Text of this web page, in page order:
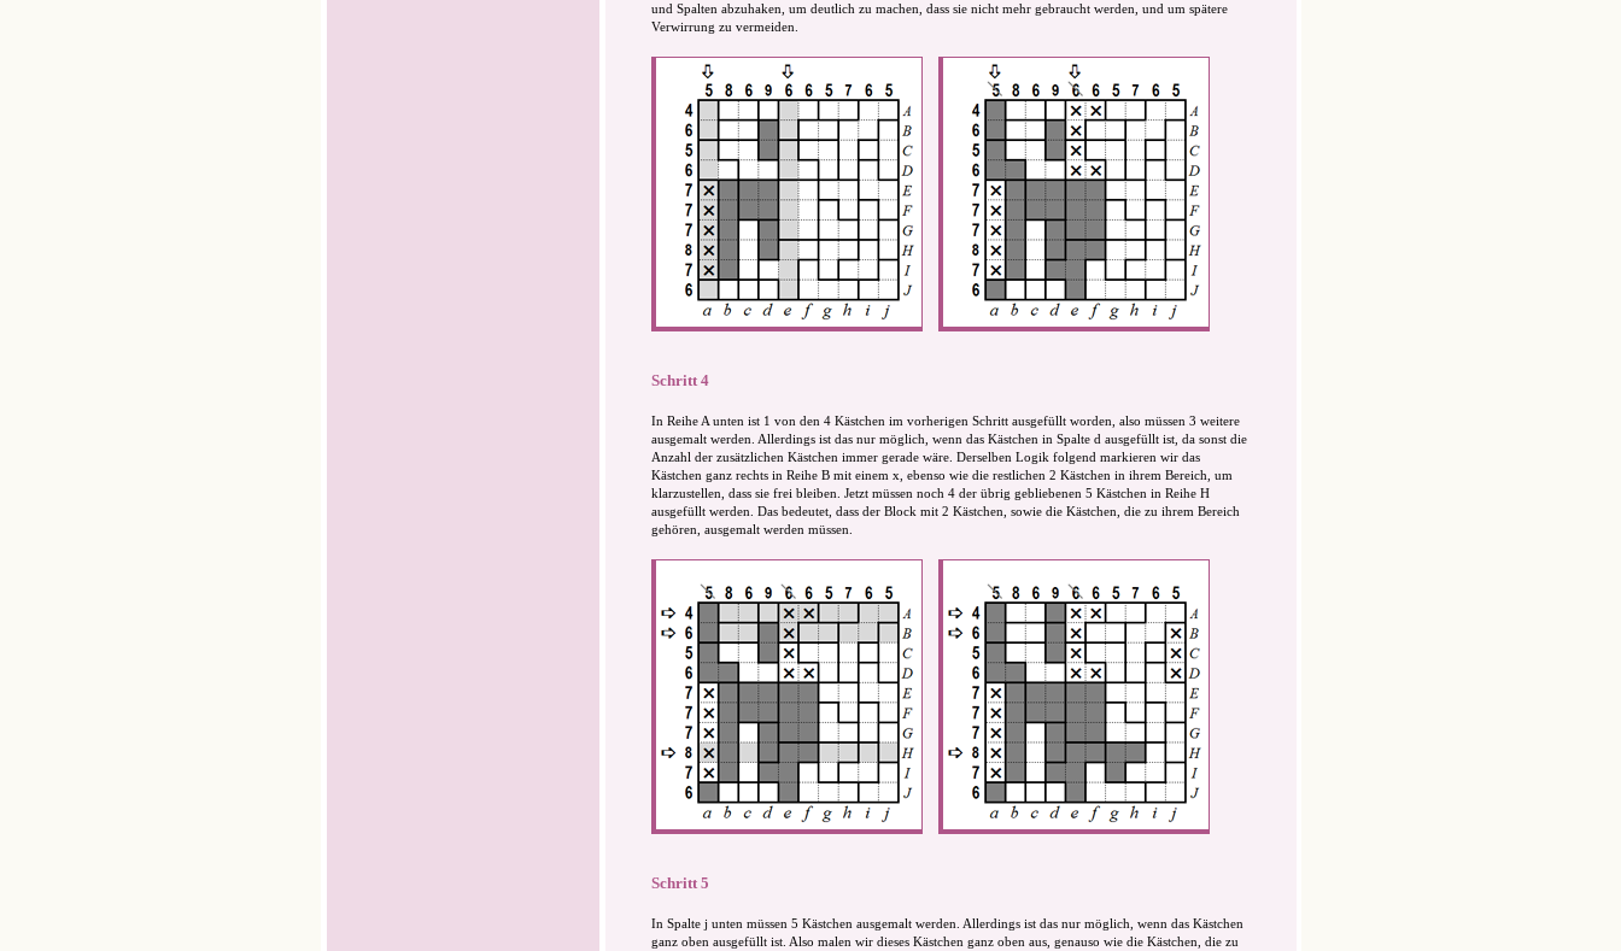
und Spalten abzuhaken, um deutlich zu machen, dass sie nicht mehr gebraucht werden, und um spätere
Verwirrung zu vermeiden.
Schritt 4
In Reihe A unten ist 1 von den 4 Kästchen im vorherigen Schritt ausgefüllt worden, also müssen 3 weitere
ausgemalt werden. Allerdings ist das nur möglich, wenn das Kästchen in Spalte d ausgefüllt ist, da sonst die
Anzahl der zusätzlichen Kästchen immer gerade wäre. Derselben Logik folgend markieren wir das
Kästchen ganz rechts in Reihe B mit einem x, ebenso wie die restlichen 2 Kästchen in ihrem Bereich, um
klarzustellen, dass sie frei bleiben. Jetzt müssen noch 4 der übrig gebliebenen 5 Kästchen in Reihe H
ausgefüllt werden. Das bedeutet, dass der Block mit 2 Kästchen, sowie die Kästchen, die zu ihrem Bereich
gehören, ausgemalt werden müssen.
Schritt 5
In Spalte j unten müssen 5 Kästchen ausgemalt werden. Allerdings ist das nur möglich, wenn das Kästchen
ganz oben ausgefüllt ist. Also malen wir dieses Kästchen ganz oben aus, genauso wie die Kästchen, die zu